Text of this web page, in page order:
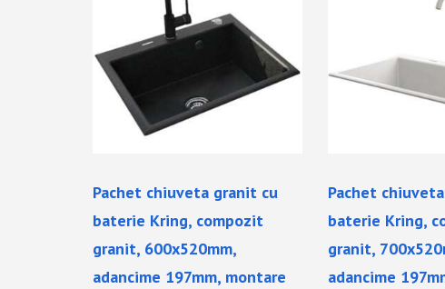
Pachet chiuveta granit cu
baterie Kring, compozit
granit, 600x520mm,
adancime 197mm, montare
Pachet
baterie Kring,
granit,
adancime